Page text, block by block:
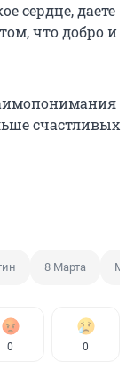
сердце, даете
что добро и
счастливых
8 Марта
0 0